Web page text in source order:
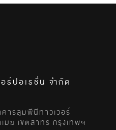
ร์ปอเรชั่น จำกัด
ารลุมพีนีทาวเวอร์
มฆ เขตสาทร กรุงเทพฯ